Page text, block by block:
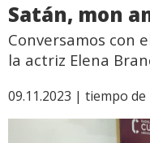
Satán, mon
Conversamos con
la actriz Elena
09.11.2023 | tiempo de